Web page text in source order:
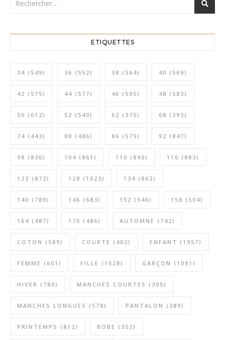
ETIQUETTES
34 (549) 36 (552) 38 (564) 40 (569)
42 (575) 44 (577) 46 (595) 48 (583)
50 (612) 52 (540) 62 (375) 68 (393)
74 (443) 80 (486) 86 (575) 92 (847)
98 (836) 104 (861) 110 (890) 116 (883)
122 (872) 128 (1023) 134 (862)
140 (789) 146 (683) 152 (546) 158 (504)
164 (487) 170 (486) AUTOMNE (742)
COTON (589) COURTE (402) ENFANT (1957)
FEMME (601) FILLE (1528) GARÇON (1091)
HIVER (780) MANCHES COURTES (305)
MANCHES LONGUES (578) PANTALON (389)
PRINTEMPS (812) ROBE (352)